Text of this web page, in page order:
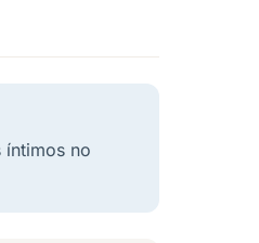
íntimos no